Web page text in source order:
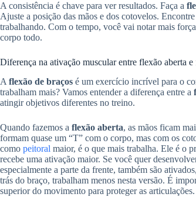
A consistência é chave para ver resultados. Faça a
Ajuste a posição das mãos e dos cotovelos.
trabalhando. Com o tempo, você vai notar mais
corpo todo.
Diferença na ativação muscular entre flexão aberta e
A flexão de braços é um exercício incrível para o
trabalham mais? Vamos entender a diferença entre a
atingir objetivos diferentes no treino.
Quando fazemos a flexão aberta, as mãos ficam
formam quase um “T” com o corpo, mas com os
como peitoral maior, é o que mais trabalha. Ele é o
recebe uma ativação maior. Se você quer
especialmente a parte da frente, também são
trás do braço, trabalham menos nesta versão. É
superior do movimento para proteger as articulações.